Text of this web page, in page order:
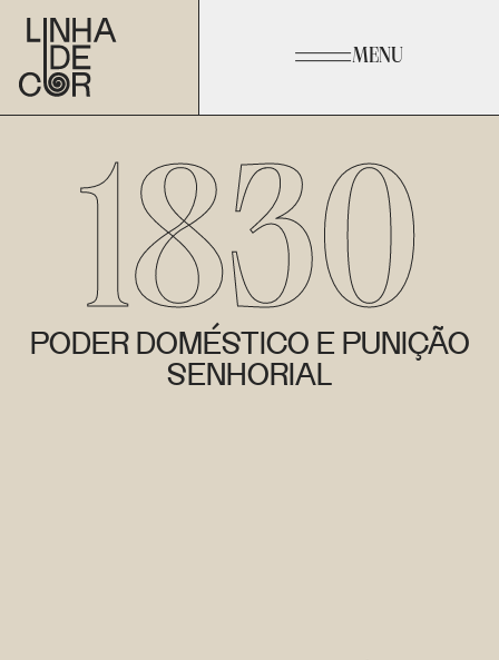
MENU
1830
PODER DOMÉSTICO E PUNIÇÃO
SENHORIAL